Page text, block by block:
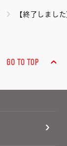
【終了しまし
GO TO TOP